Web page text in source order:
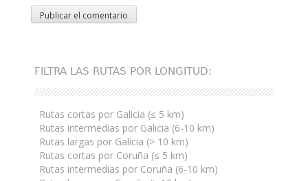
FILTRA LAS RUTAS POR LONGITUD:
Rutas cortas por Galicia (≤ 5 km)
Rutas intermedias por Galicia (6-10 km)
Rutas largas por Galicia (> 10 km)
Rutas cortas por Coruña (≤ 5 km)
Rutas intermedias por Coruña (6-10 km)